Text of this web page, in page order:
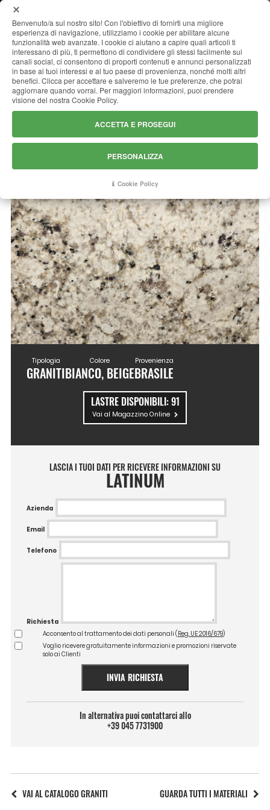
LATINUM
Tipologia
GRANITI
Colore
BIANCO, BEIGE
Provenienza
BRASILE
LASTRE DISPONIBILI:91
Vai al Magazzino Online
LASCIA I TUOI DATI PER RICEVERE INFORMAZIONI SU
LATINUM
Azienda
Email
Telefono
Richiesta
Acconsento al trattamento dei dati personali ( Reg. UE 2016/679)
Voglio ricevere gratuitamente informazioni e promozioni riservate
solo ai Clienti
INVIA RICHIESTA
In alternativa puoi contattarci allo
+39 045 7731900
VAI AL CATALOGO GRANITI GUARDA TUTTI I MATERIALI
Benvenuto/a sul nostro sito! Con l'obiettivo di fornirti una migliore
esperienza di navigazione, utilizziamo i cookie per abilitare alcune
funzionalità web avanzate. I cookie ci aiutano a capire quali articoli ti
interessano di più, ti permettono di condividere gli stessi facilmente sui
canali social, ci consentono di proporti contenuti e annunci personalizzati
in base ai tuoi interessi e al tuo paese di provenienza, nonché molti altri
benefici. Clicca per accettare e salveremo le tue preferenze, che potrai
aggiornare quando vorrai. Per maggiori informazioni, puoi prendere
visione del nostra Cookie Policy.
ACCETTA E PROSEGUI
PERSONALIZZA
Cookie Policy